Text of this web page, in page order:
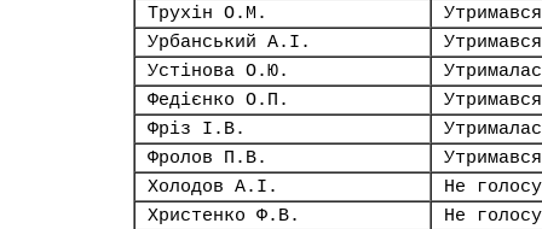
Трухін О.М.
Утримався
Урбанський А.І.
Утримався
Устінова О.Ю.
Федієнко О.П.
Утримався
Фріз І.В.
Фролов П.В.
Утримався
Холодов А.І.
Не
Христенко Ф.В.
Не